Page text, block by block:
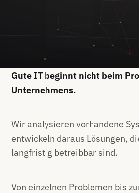
Gute IT beginnt nicht beim
Unternehmens.
Wir analysieren vorhandene
entwickeln daraus Lösungen,
langfristig betreibbar sind.
Von einzelnen Problemen bis